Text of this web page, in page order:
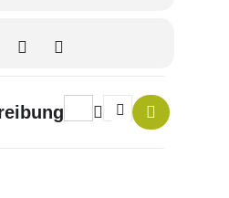
Address - Fastenkurs
Destination Address